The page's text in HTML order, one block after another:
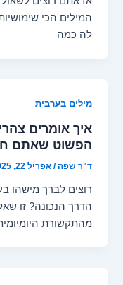
המילים הכי
לה כמה
מילים בערבית
איך אומרים
הפשוט שאתם
ד"ר שפה/אפריל 22, 2025
רוצים לברך מישהו
הדרך הנכונה? זו
מהתקשורת